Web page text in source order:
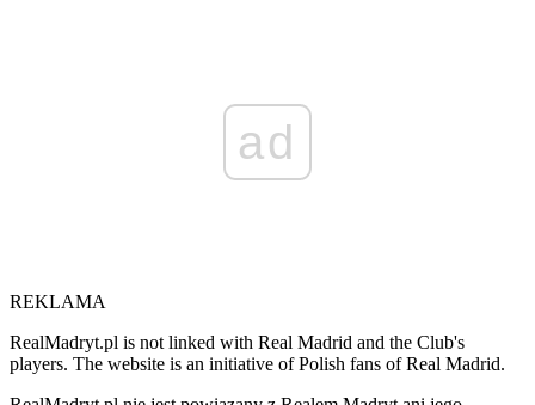
ad
REKLAMA
RealMadryt.pl is not linked with Real Madrid and the Club's
players. The website is an initiative of Polish fans of Real Madrid.